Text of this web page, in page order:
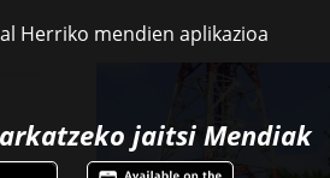
Herriko mendien aplikazioa
jaitsi Mendiak